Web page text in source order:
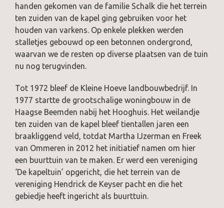
handen gekomen van de familie Schalk die het terrein
ten zuiden van de kapel ging gebruiken voor het
houden van varkens. Op enkele plekken werden
stalletjes gebouwd op een betonnen ondergrond,
waarvan we de resten op diverse plaatsen van de tuin
nu nog terugvinden.
Tot 1972 bleef de Kleine Hoeve landbouwbedrijf. In
1977 startte de grootschalige woningbouw in de
Haagse Beemden nabij het Hooghuis. Het weilandje
ten zuiden van de kapel bleef tientallen jaren een
braakliggend veld, totdat Martha IJzerman en Freek
van Ommeren in 2012 het initiatief namen om hier
een buurttuin van te maken. Er werd een vereniging
‘De kapeltuin’ opgericht, die het terrein van de
vereniging Hendrick de Keyser pacht en die het
gebiedje heeft ingericht als buurttuin.